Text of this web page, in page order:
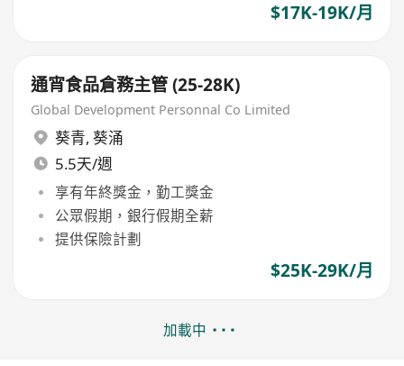
$17K-19K/月
通宵食品倉務主管 (25-28K)
Global Development Personnal Co Limited
葵青, 葵涌
5.5天/週
享有年終獎金，勤工獎金
公眾假期，銀行假期全薪
提供保險計劃
$25K-29K/月
加載中